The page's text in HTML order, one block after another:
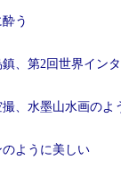
う
、第2回世界イン
、水墨山水画のよ
ように美しい